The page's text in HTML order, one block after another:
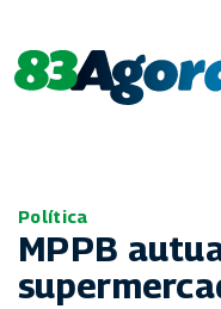
Política
MPPB